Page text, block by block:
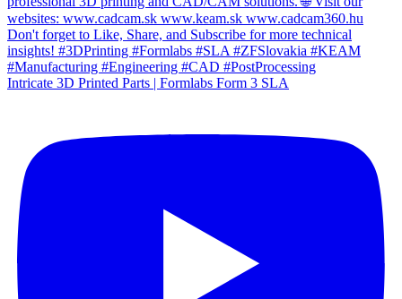
Intricate 3D Printed Parts | Formlabs Form 3 SLA